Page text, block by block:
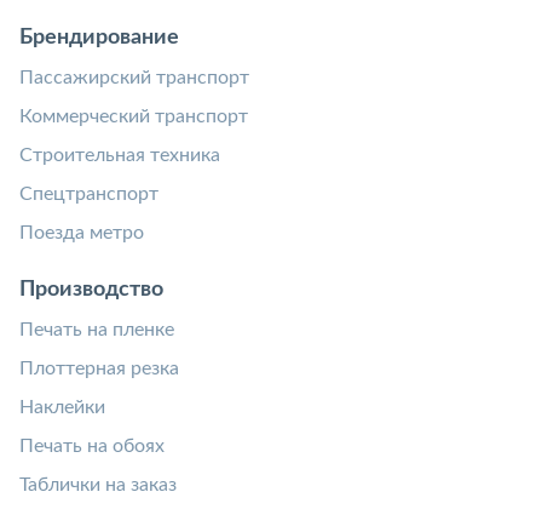
Брендирование
Пассажирский транспорт
Коммерческий транспорт
Строительная техника
Спецтранспорт
Поезда метро
Производство
Печать на пленке
Плоттерная резка
Наклейки
Печать на обоях
Таблички на заказ